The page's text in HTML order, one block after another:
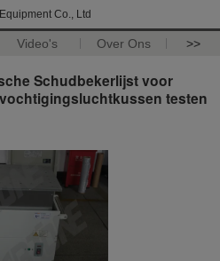
Co., Ltd
Video's Over Ons >>
Schudbekerlijst voor
testen